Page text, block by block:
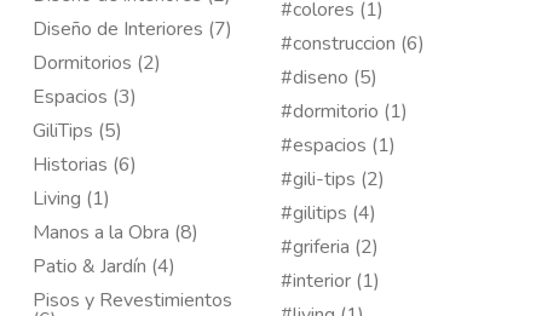
Diseño de Interiores (7)
Dormitorios (2)
Espacios (3)
GiliTips (5)
Historias (6)
Living (1)
Manos a la Obra (8)
Patio & Jardín (4)
Pisos y Revestimientos
#colores (1)
#construccion (6)
#diseno (5)
#dormitorio (1)
#espacios (1)
#gili-tips (2)
#gilitips (4)
#griferia (2)
#interior (1)